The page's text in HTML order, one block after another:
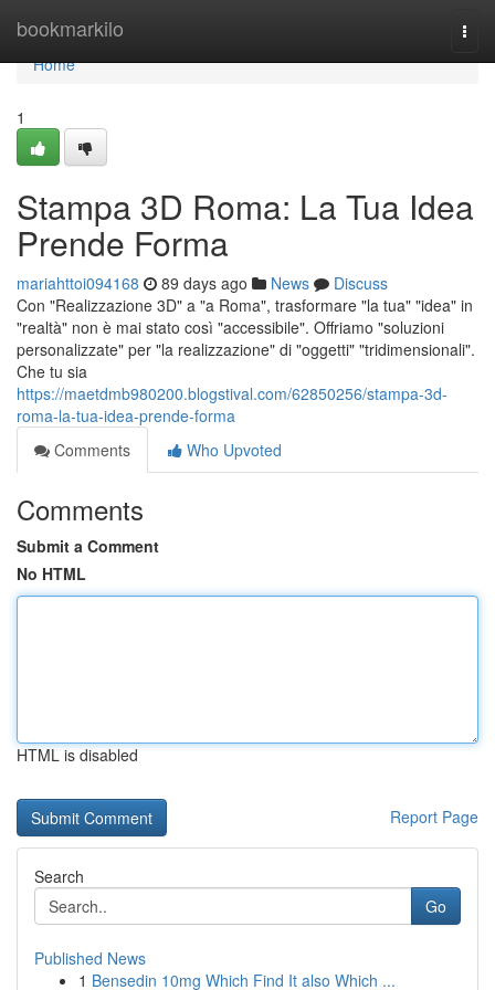
bookmarkilo
Home
Home
1
Stampa 3D Roma: La Tua Idea
Prende Forma
mariahttoi094168 89 days ago News
Discuss
Con "Realizzazione 3D" a "a Roma", trasformare "la tua" "idea" in
"realtà" non è mai stato così "accessibile". Offriamo "soluzioni
personalizzate" per "la realizzazione" di "oggetti" "tridimensionali".
Che tu sia
https://maetdmb980200.blogstival.com/62850256/stampa-3d-
roma-la-tua-idea-prende-forma
Comments
Who Upvoted
Comments
Submit a Comment
No HTML
HTML is disabled
Report Page
Search
Go
Published News
1 Bensedin 10mg Which Find It also Which ...